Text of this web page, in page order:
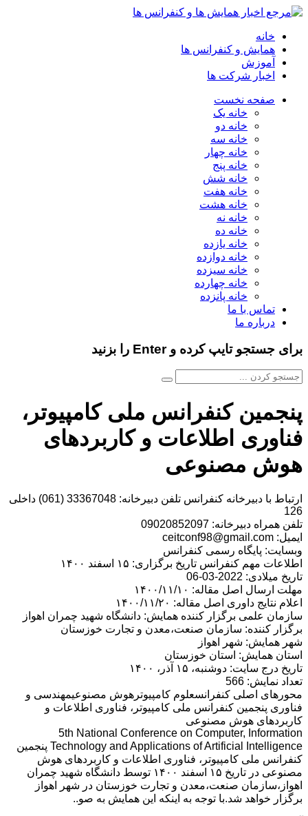
خانه
همایش و کنفرانس ها
آموزش
اخبار شرکت ها
صفحه نخست
خانه یک
خانه دو
خانه سه
خانه چهار
خانه پنج
خانه شش
خانه هفت
خانه هشت
خانه نه
خانه ده
خانه یازده
خانه دوازده
خانه سیزده
خانه چهارده
خانه پانزده
تماس با ما
درباره ما
برای جستجو تایپ کرده و Enter را بزنید
پنجمین کنفرانس ملی کامپیوتر،
فناوری اطلاعات و کاربردهای
هوش مصنوعی
ارتباط با دبیرخانه کنفرانس تلفن دبیرخانه: 33367048 (061) داخلی
126
تلفن همراه دبیرخانه: 09020852097
ایمیل: ceitconf98@gmail.com
وبسایت: پایگاه رسمی کنفرانس
اطلاعات مهم کنفرانس تاریخ برگزاری: ۱۵ اسفند ۱۴۰۰
تاریخ میلادی: 2022-03-06
مهلت ارسال اصل مقاله: ۱۴۰۰/۱۱/۱۰
اعلام نتایج داوری اصل مقاله: ۱۴۰۰/۱۱/۲۰
سازمان علمی برگزار کننده همایش: دانشگاه شهید چمران اهواز
برگزار کننده: سازمان صنعت،معدن و تجارت خوزستان
شهر همایش: شهر اهواز
استان همایش: استان خوزستان
تاریخ درج سایت: دوشنبه، ۱۵ آذر، ۱۴۰۰
تعداد نمایش: 566
محورهای اصلی کنفرانسعلوم کامپیوترهوش مصنوعیمهندسی و
فناوری پنجمین کنفرانس ملی کامپیوتر، فناوری اطلاعات و
کاربردهای هوش مصنوعی
5th National Conference on Computer, Information
Technology and Applications of Artificial Intelligence پنجمین
کنفرانس ملی کامپیوتر، فناوری اطلاعات و کاربردهای هوش
مصنوعی در تاریخ ۱۵ اسفند ۱۴۰۰ توسط دانشگاه شهید چمران
اهواز،سازمان صنعت،معدن و تجارت خوزستان در شهر اهواز
برگزار خواهد شد.با توجه به اینکه این همایش به صو..